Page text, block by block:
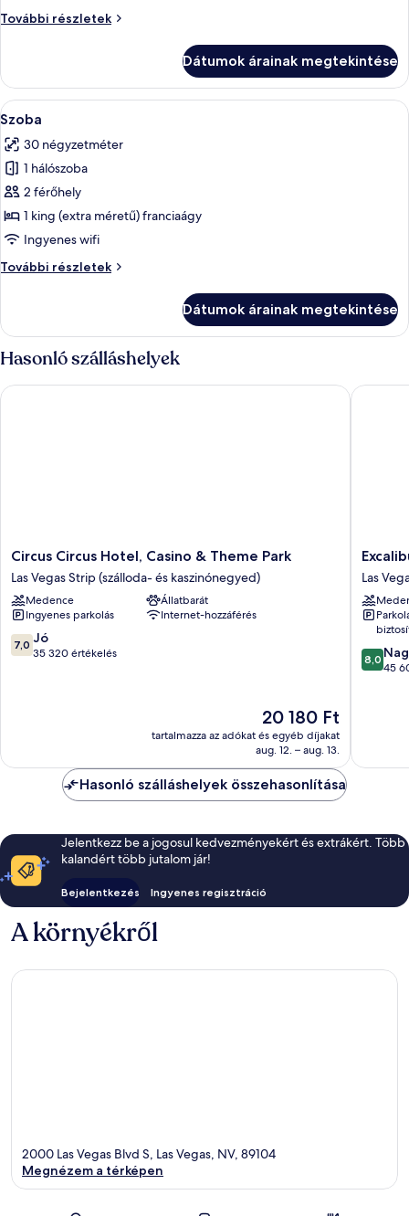
king
franciaágy
(Newly
Renovated)
További részletek
Szoba,
méretű)
franciaágy
(Newly
további
részletei
Dátumok árainak megtekintése
A
következő
szoba
összes
képének
megtekintése:
Szoba
Szoba | Prémium ágynemű,
5
Szoba
30 négyzetméter
1 hálószoba
2 férőhely
1 king (extra méretű) franciaágy
Ingyenes wifi
További részletek
Szoba
Dátumok árainak megtekintése
Hasonló szálláshelyek
Circus
Circus
Hotel,
Casino
&
Theme
Park
Circus Circus Hotel, Casino & Theme Park
Las Vegas Strip (szálloda- és kaszinónegyed)
Medence
Állatbarát
Ingyenes parkolás
Internet-hozzáférés
7.0
ennyiből:
7,0 Jó
35 320 értékelés
Az
ár
20 180 Ft
20 180 Ft
tartalmazza az adókat és egyéb díjakat
aug. 12. – aug. 13.
Circus Circus Hotel, Casino & Theme Park
Hotel
&
Casino
Las
Vegas
Strip
Las
8.0
8,0
45
Hasonló szálláshelyek összehasonlítása
Jelentkezz be a jogosul kedvezményekért és extrákért. Több
kalandért több jutalom jár!
Bejelentkezés Ingyenes regisztráció
A környékről
2000 Las Vegas Blvd S, Las Vegas, NV, 89104
Megnézem a térképen